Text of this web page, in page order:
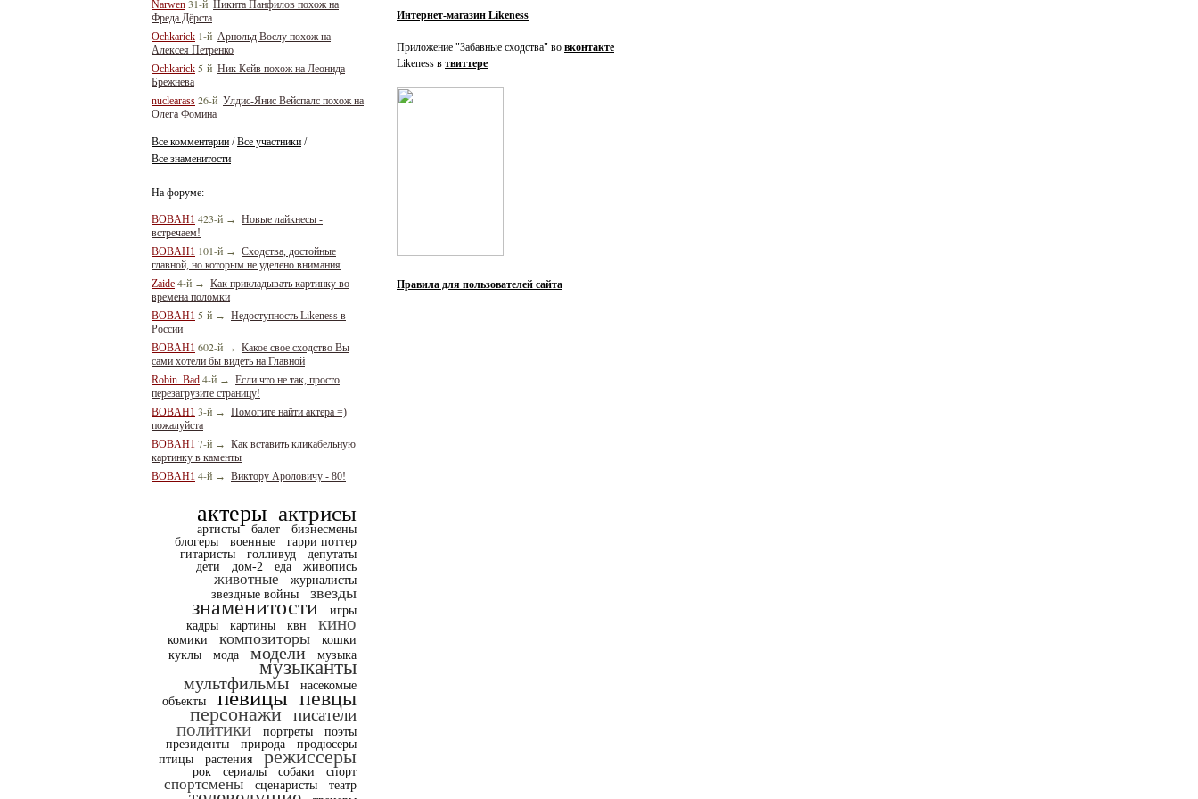
Narwen 31-й Никита Панфилов похож на
Фреда Дёрста
Ochkarick 1-й Арнольд Вослу похож на
Алексея Петренко
Ochkarick 5-й Ник Кейв похож на Леонида
Брежнева
nuclearass 26-й Улдис-Янис Вейспалс похож на
Олега Фомина
Все комментарии /Все участники /
Все знаменитости
На форуме:
BOBAH1 423-й → Новые лайкнесы -
встречаем!
BOBAH1 101-й → Сходства, достойные
главной, но которым не уделено внимания
Zaide 4-й → Как прикладывать картинку во
времена поломки
BOBAH1 5-й → Недоступность Likeness в
России
BOBAH1 602-й → Какое свое сходство Вы
сами хотели бы видеть на Главной
Robin_Bad 4-й → Если что не так, просто
перезагрузите страницу!
BOBAH1 3-й → Помогите найти актера =)
пожалуйста
BOBAH1 7-й → Как вставить кликабельную
картинку в каменты
BOBAH1 4-й → Виктору Ароловичу - 80!
актеры актрисы
артисты балет
бизнесмены
блогеры
военные
гарри поттер
гитаристы
голливуд
депутаты
дети
дом-2 еда живопись
животные
журналисты
звездные войны
звезды
знаменитости
игры
кадры
картины квн кино
комики композиторы
кошки
куклы
мода модели музыка
музыканты
мультфильмы
насекомые
объекты
певицы певцы
персонажи писатели
политики портреты
поэты
президенты
природа
продюсеры
птицы
растения режиссеры
рок сериалы собаки спорт
спортсмены сценаристы театр
Интернет-магазин Likeness
Приложение "Забавные сходства" во вконтакте
Likeness в твиттере
Правила для пользователей сайта